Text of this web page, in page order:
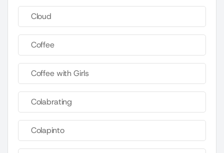
Cloud
Coffee
Coffee with Girls
Colabrating
Colapinto